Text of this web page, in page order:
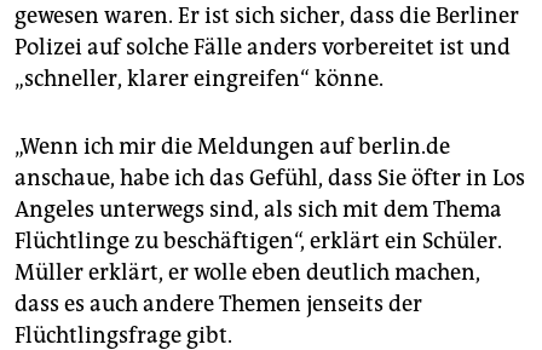
gewesen waren. Er ist sich sicher, dass die Berliner
Polizei auf solche Fälle anders vorbereitet ist und
„schneller, klarer eingreifen“ könne.
„Wenn ich mir die Meldungen auf berlin.de
anschaue, habe ich das Gefühl, dass Sie öfter in Los
Angeles unterwegs sind, als sich mit dem Thema
Flüchtlinge zu beschäftigen“, erklärt ein Schüler.
Müller erklärt, er wolle eben deutlich machen,
dass es auch andere Themen jenseits der
Flüchtlingsfrage gibt.